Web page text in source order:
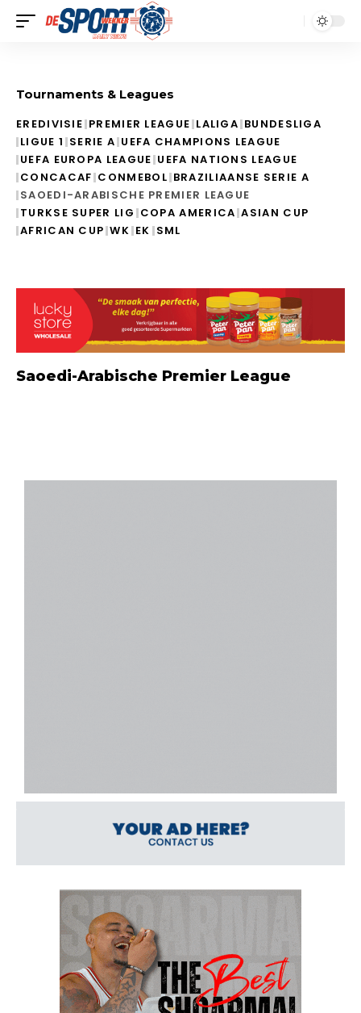
Tournaments & Leagues
EREDIVISIE PREMIER LEAGUE LALIGA BUNDESLIGA
LIGUE 1 SERIE A UEFA CHAMPIONS LEAGUE
UEFA EUROPA LEAGUE UEFA NATIONS LEAGUE
CONCACAF CONMEBOL BRAZILIAANSE SERIE A
SAOEDI-ARABISCHE PREMIER LEAGUE
TURKSE SUPER LIG COPA AMERICA ASIAN CUP
AFRICAN CUP WK EK SML
Saoedi-Arabische Premier League